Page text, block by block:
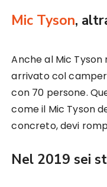
Mic Tyson,
Anche al Mic Tyson
arrivato col
con 70 persone.
come il Mic Tyson
concreto, devi
Nel 2019 sei